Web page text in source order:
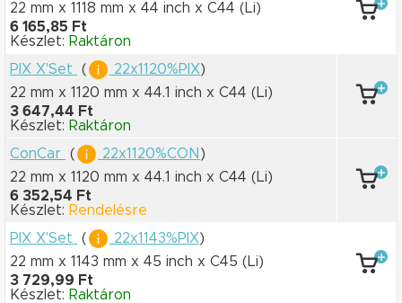
22 mm x 1118 mm x 44 inch x C44 (Li)
6 165,85 Ft
Készlet: Raktáron
PIX X'Set
( 22x1120%PIX)
22 mm x 1120 mm x 44.1 inch x C44 (Li)
3 647,44 Ft
Készlet: Raktáron
ConCar
( 22x1120%CON )
22 mm x 1120 mm x 44.1 inch x C44 (Li)
6 352,54 Ft
Készlet: Rendelésre
PIX X'Set
( 22x1143%PIX)
22 mm x 1143 mm x 45 inch x C45 (Li)
3 729,99 Ft
Készlet: Raktáron